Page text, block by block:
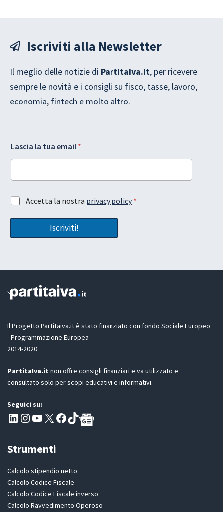
Iscriviti alla Newsletter
Il meglio delle notizie di Partitaiva.it, per ricevere
sempre le novità e i consigli su fisco, tasse, lavoro,
economia, fintech e molto altro.
a
G
e
m
a
G
l
a
Lascia la tua email *
A
c
t
n
D
P
R
*
Accetta la nostra privacy policy *
Iscriviti!
Il Progetto Partitaiva.it è stato finanziato con fondo Sociale Europeo
- Programmazione Europea
2014-2020
PartitaIva.it non offre consigli finanziari e va utilizzato e
consultato solo per scopi educativi e informativi.
Seguici su:
Pagina LinkedIn PartitaIva
Instagram
Canale YouTube Evoluzione - Partitaiva.it
X Segui PartitaIva su Facebook
TikTok
Strumenti
Calcolo stipendio netto
Calcolo Codice Fiscale
Calcolo Codice Fiscale inverso
Calcolo Ravvedimento Operoso